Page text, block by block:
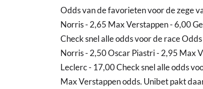
Odds van de favorieten voor de zege
Norris - 2,65 Max Verstappen - 6,00
Check snel alle odds voor de race
Norris - 2,50 Oscar Piastri - 2,95 Max
Leclerc - 17,00 Check snel alle odds
Max Verstappen odds. Unibet pakt